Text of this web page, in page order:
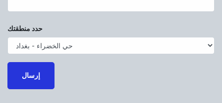
حدد منطقتك
إرسال